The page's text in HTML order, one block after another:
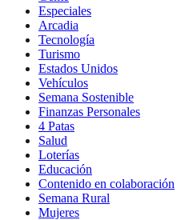
Especiales
Arcadia
Tecnología
Turismo
Estados Unidos
Vehículos
Semana Sostenible
Finanzas Personales
4 Patas
Salud
Loterías
Educación
Contenido en colaboración
Semana Rural
Mujeres